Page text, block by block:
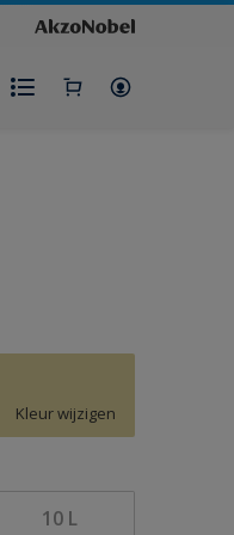
Kleur wijzigen
10 L